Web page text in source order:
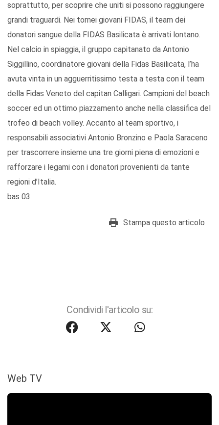
soprattutto, per scoprire che uniti si possono raggiungere
grandi traguardi. Nei tornei giovani FIDAS, il team dei
donatori sangue della FIDAS Basilicata è arrivati lontano.
Nel calcio in spiaggia, il gruppo capitanato da Antonio
Siggillino, coordinatore giovani della Fidas Basilicata, l’ha
avuta vinta in un agguerritissimo testa a testa con il team
della Fidas Veneto del capitan Calligari. Campioni del beach
soccer ed un ottimo piazzamento anche nella classifica del
trofeo di beach volley. Accanto al team sportivo, i
responsabili associativi Antonio Bronzino e Paola Saraceno
per trascorrere insieme una tre giorni piena di emozioni e
rafforzare i legami con i donatori provenienti da tante
regioni d’Italia.
bas 03
Stampa questo articolo
Condividi l'articolo su:
Web TV